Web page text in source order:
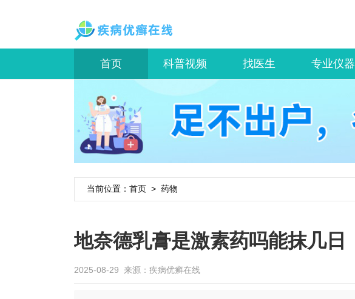
首页 科普视频 找医生 专业仪器
当前位置： 首页 > 药物
地奈德乳膏是激素药吗能抹几日
2025-08-29 来源： 疾病优癣在线